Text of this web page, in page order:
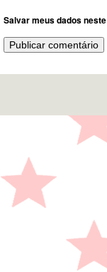
Salvar meus dados